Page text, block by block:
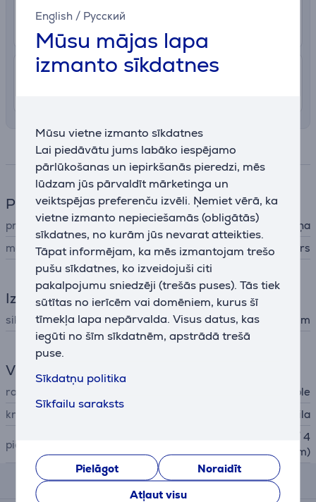
English / Русский
Mūsu mājas lapa
izmanto sīkdatnes
Mūsu vietne izmanto sīkdatnes
Lai piedāvātu jums labāko iespējamo
pārlūkošanas un iepirkšanās pieredzi, mēs
lūdzam jūs pārvaldīt mārketinga un
veiktspējas preferenču izvēli. Ņemiet vērā, ka
vietne izmanto nepieciešamās (obligātās)
sīkdatnes, no kurām jūs nevarat atteikties.
Tāpat informējam, ka mēs izmantojam trešo
pušu sīkdatnes, ko izveidojuši citi
pakalpojumu sniedzēji (trešās puses). Tās tiek
sūtītas no ierīcēm vai domēniem, kurus šī
tīmekļa lapa nepārvalda. Visus datus, kas
iegūti no šīm sīkdatnēm, apstrādā trešā
puse.
Sīkdatņu politika
Sīkfailu saraksts
Pielāgot
Noraidīt
Atļaut visu
Pakomāts
13. - 18. augusts
Piegāde Latvijas teritorijā ar uznešanu
Specifikācija
Pulkstenis
prece
rokas pulksteņa siksniņa
materiāls
polimērs
Izmēri
siksniņas izmērs 160 - 210 mm
Vispārējais parametrs
ražotājs
Apple
krāsa
tumši zila
piemērots pulkstenim
Apple Watch (44 / 45 / 46 / 4
9mm)
Atsauksmes